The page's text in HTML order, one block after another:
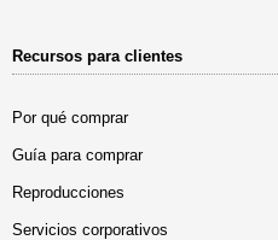
Recursos para clientes
Por qué comprar
Guía para comprar
Reproducciones
Servicios corporativos